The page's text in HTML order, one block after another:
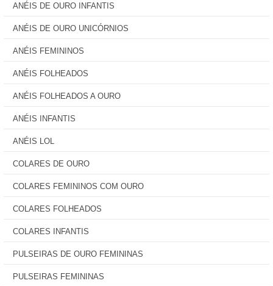
ANÉIS DE OURO INFANTIS
ANÉIS DE OURO UNICÓRNIOS
ANÉIS FEMININOS
ANÉIS FOLHEADOS
ANÉIS FOLHEADOS A OURO
ANÉIS INFANTIS
ANÉIS LOL
COLARES DE OURO
COLARES FEMININOS COM OURO
COLARES FOLHEADOS
COLARES INFANTIS
PULSEIRAS DE OURO FEMININAS
PULSEIRAS FEMININAS